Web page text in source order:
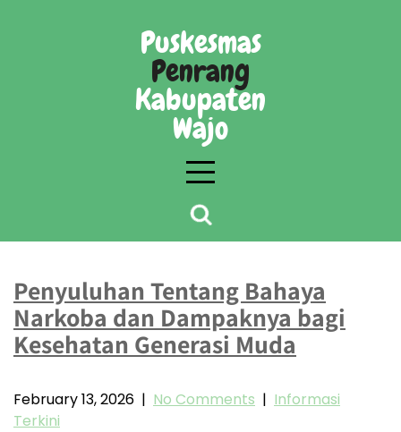
Puskesmas
Penrang
Kabupaten
Wajo
Penyuluhan Tentang Bahaya
Narkoba dan Dampaknya bagi
Kesehatan Generasi Muda
February 13, 2026 | No Comments | Informasi
Terkini